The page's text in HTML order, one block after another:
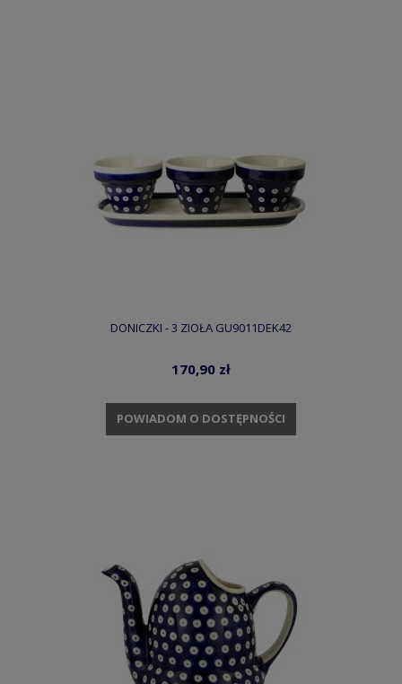
DONICZKI - 3 ZIOŁA GU9011DEK42
170,90 zł
POWIADOM O DOSTĘPNOŚCI